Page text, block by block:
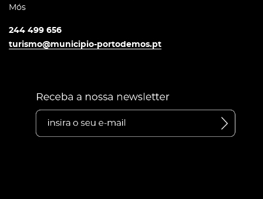
Mós
244 499 656
turismo@municipio-portodemos.pt